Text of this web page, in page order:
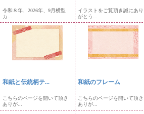
令和８年、2026年、9月横型
カ...
イラストをご覧頂き誠にあり
がとう...
和紙と伝統柄テ...
こちらのページを開いて頂き
ありが...
和紙のフレーム
こちらのページを開いて頂き
ありが...